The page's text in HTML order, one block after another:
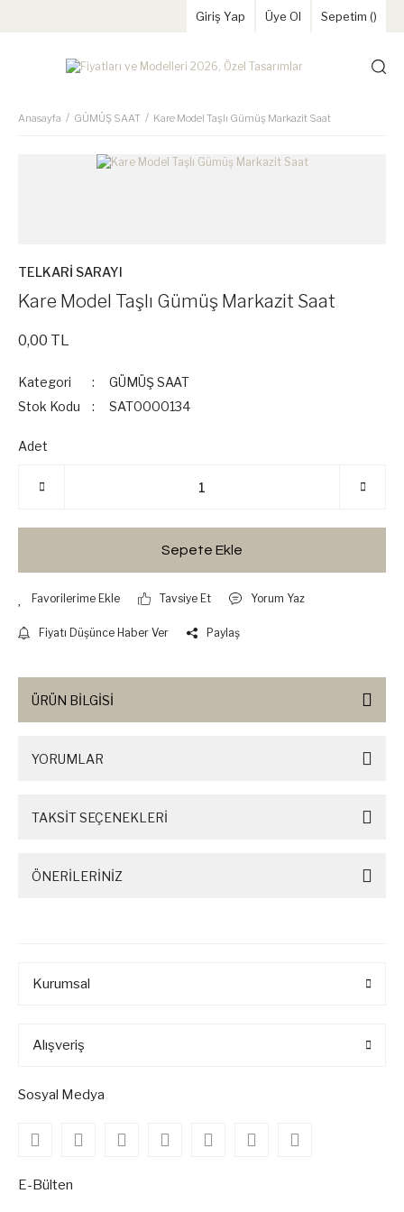
Giriş Yap Üye Ol Sepetim ()
Anasayfa GÜMÜŞ SAAT Kare Model Taşlı Gümüş Markazit Saat
TELKARİ SARAYI
Kare Model Taşlı Gümüş Markazit Saat
0,00 TL
Kategori
GÜMÜŞ SAAT
Stok Kodu
SAT0000134
Adet
Sepete Ekle
Tavsiye Et Yorum Yaz
Fiyatı Düşünce Haber Ver Paylaş
ÜRÜN BİLGİSİ
YORUMLAR
TAKSİT SEÇENEKLERİ
ÖNERİLERİNİZ
Kurumsal
Alışveriş
Sosyal Medya
E-Bülten